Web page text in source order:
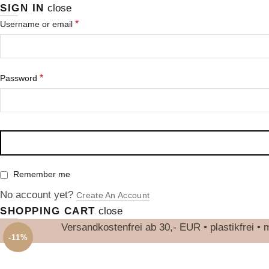
SIGN IN close
Username or email *Erforderlich
Password *Erforderlich
Remember me
No account yet? Create An Account
SHOPPING CART close
Versandkostenfrei ab 30,- EUR • plastikfrei •
-11%